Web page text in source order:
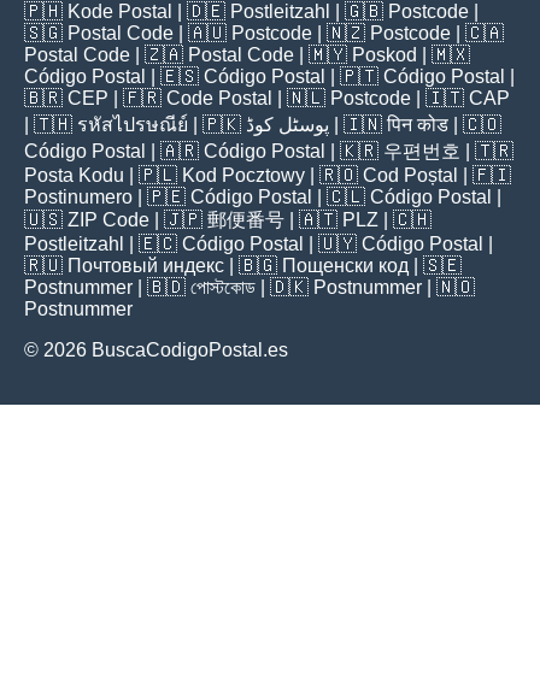
🇵🇭 Kode Postal | 🇩🇪 Postleitzahl | 🇬🇧 Postcode
🇸🇬 Postal Code | 🇦🇺 Postcode | 🇳🇿 Postcode | 🇨🇦
Postal Code | 🇿🇦 Postal Code | 🇲🇾 Poskod
| 🇲🇽
Código Postal
| 🇪🇸 Código Postal | 🇵🇹 Código Postal
🇧🇷 CEP | 🇫🇷 Code Postal | 🇳🇱 Postcode | 🇮🇹 CAP
| 🇹🇭 รหัสไปรษณีย์ | 🇵🇰 پوسٹل کوڈ | 🇮🇳पिन कोड | 🇨🇴
Código Postal
| 🇦🇷 Código Postal | 🇰🇷 우편번호
| 🇹🇷
Posta Kodu | 🇵🇱 Kod Pocztowy | 🇷🇴 Cod Poștal
| 🇫🇮
Postinumero | 🇵🇪 Código Postal | 🇨🇱 Código Postal
🇺🇸 ZIP Code | 🇯🇵 郵便番号 | 🇦🇹 PLZ | 🇨🇭
Postleitzahl
| 🇪🇨 Código Postal | 🇺🇾 Código Postal
🇷🇺 Почтовый индекс | 🇧🇬 Пощенски код | 🇸🇪
Postnummer | 🇧🇩 পোস্টকোড | 🇩🇰 Postnummer | 🇳🇴
Postnummer
© 2026 BuscaCodigoPostal.es